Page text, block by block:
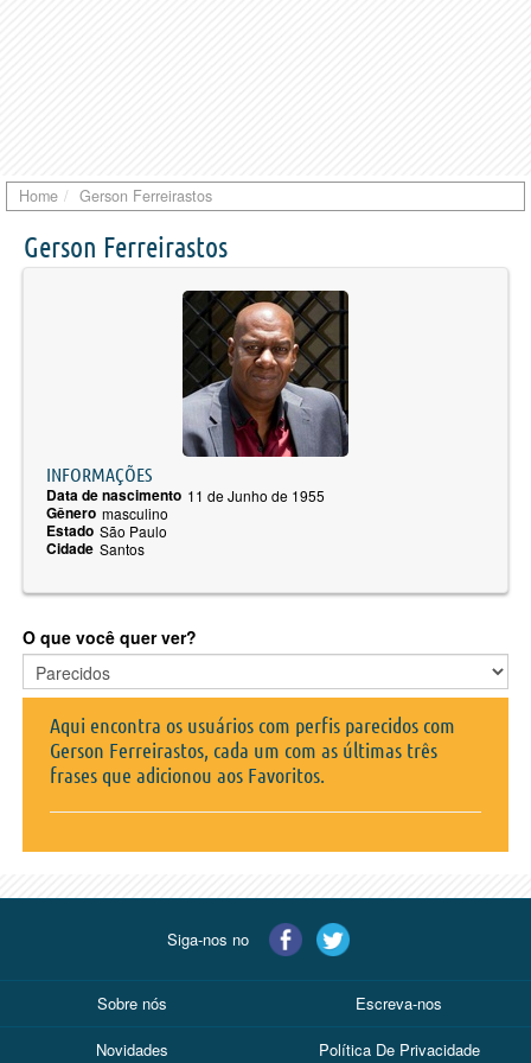
Home Gerson Ferreirastos
Gerson Ferreirastos
INFORMAÇÕES
Data de nascimento 11 de Junho de 1955
Gênero masculino
Estado São Paulo
Cidade Santos
O que você quer ver?
Aqui encontra os usuários com perfis parecidos com
Gerson Ferreirastos, cada um com as últimas três
frases que adicionou aos Favoritos.
Siga-nos no
Sobre nós Escreva-nos
Novidades Política De Privacidade